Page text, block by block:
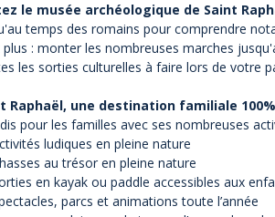
le musée archéologique de Saint
temps des romains pour comprendre
plus : monter les nombreuses marches
les sorties culturelles à faire lors de votre
Raphaël, une destination familiale
pour les familles avec ses nombreuses
ludiques en pleine nature
au trésor en pleine nature
en kayak ou paddle accessibles aux
parcs et animations toute l’année